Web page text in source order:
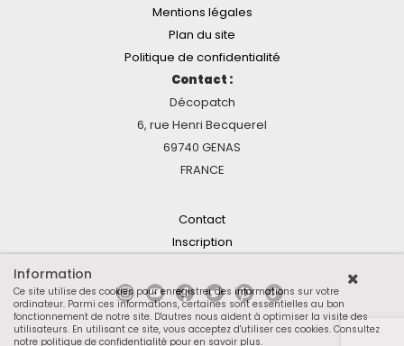
Mentions légales
Plan du site
Politique de confidentialité
Contact :
Décopatch
6, rue Henri Becquerel
69740 GENAS
FRANCE
Contact
Inscription
Information
Ce site utilise des cookies pour enregistrer des informations sur votre
ordinateur. Parmi ces informations, certaines sont essentielles au bon
fonctionnement de notre site. D'autres nous aident à optimiser la visite des
utilisateurs. En utilisant ce site, vous acceptez d'utiliser ces cookies. Consultez
notre politique de confidentialité pour en savoir plus.